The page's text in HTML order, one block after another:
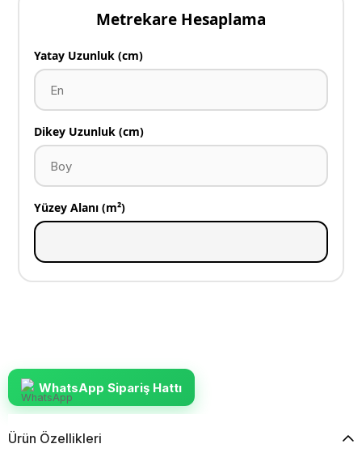
Metrekare Hesaplama
Yatay Uzunluk (cm)
Dikey Uzunluk (cm)
Yüzey Alanı (m²)
WhatsApp Sipariş Hattı
Ürün Özellikleri